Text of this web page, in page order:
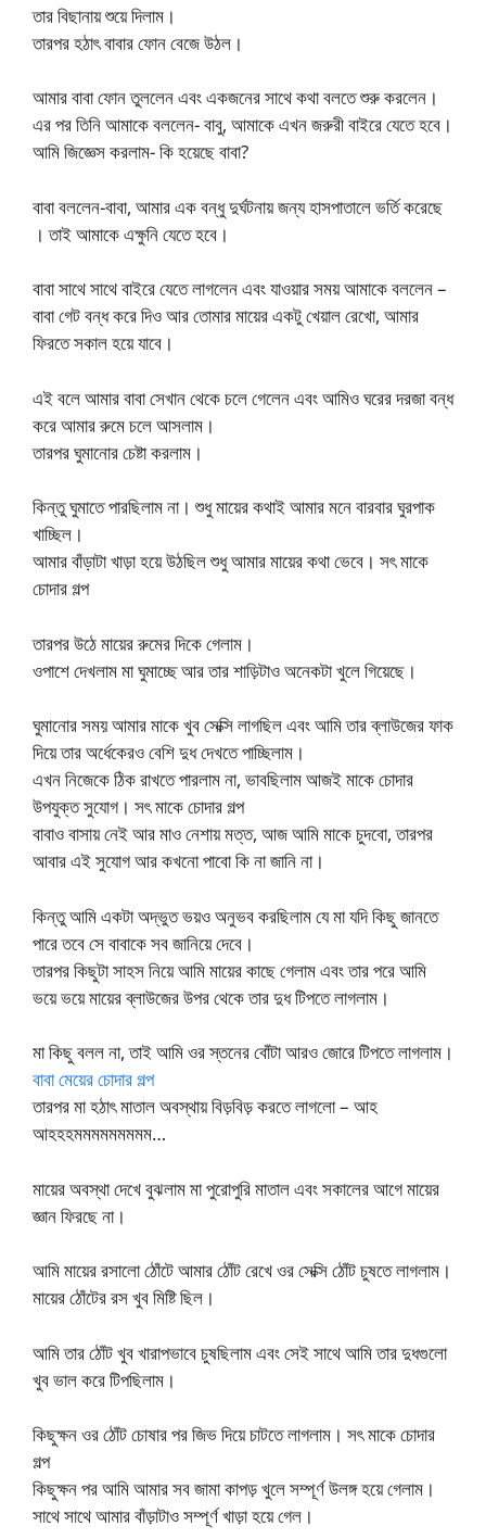
তার বিছানায় শুয়ে দিলাম।
তারপর হঠাৎ বাবার ফোন বেজে উঠল।
আমার বাবা ফোন তুললেন এবং একজনের সাথে কথা বলতে শুরু করলেন।
এর পর তিনি আমাকে বললেন- বাবু, আমাকে এখন জরুরী বাইরে যেতে হবে।
আমি জিজ্ঞেস করলাম- কি হয়েছে বাবা?
বাবা বললেন-বাবা, আমার এক বন্ধু দুর্ঘটনায় জন্য হাসপাতালে ভর্তি করেছে
। তাই আমাকে এক্ষুনি যেতে হবে।
বাবা সাথে সাথে বাইরে যেতে লাগলেন এবং যাওয়ার সময় আমাকে বললেন –
বাবা গেট বন্ধ করে দিও আর তোমার মায়ের একটু খেয়াল রেখো, আমার
ফিরতে সকাল হয়ে যাবে।
এই বলে আমার বাবা সেখান থেকে চলে গেলেন এবং আমিও ঘরের দরজা বন্ধ
করে আমার রুমে চলে আসলাম।
তারপর ঘুমানোর চেষ্টা করলাম।
কিন্তু ঘুমাতে পারছিলাম না। শুধু মায়ের কথাই আমার মনে বারবার ঘুরপাক
খাচ্ছিল।
আমার বাঁড়াটা খাড়া হয়ে উঠছিল শুধু আমার মায়ের কথা ভেবে। সৎ মাকে
চোদার গল্প
তারপর উঠে মায়ের রুমের দিকে গেলাম।
ওপাশে দেখলাম মা ঘুমাচ্ছে আর তার শাড়িটাও অনেকটা খুলে গিয়েছে।
ঘুমানোর সময় আমার মাকে খুব সেক্সি লাগছিল এবং আমি তার ব্লাউজের ফাক
দিয়ে তার অর্ধেকেরও বেশি দুধ দেখতে পাচ্ছিলাম।
এখন নিজেকে ঠিক রাখতে পারলাম না, ভাবছিলাম আজই মাকে চোদার
উপযুক্ত সুযোগ। সৎ মাকে চোদার গল্প
বাবাও বাসায় নেই আর মাও নেশায় মত্ত, আজ আমি মাকে চুদবো, তারপর
আবার এই সুযোগ আর কখনো পাবো কি না জানি না।
কিন্তু আমি একটা অদ্ভুত ভয়ও অনুভব করছিলাম যে মা যদি কিছু জানতে
পারে তবে সে বাবাকে সব জানিয়ে দেবে।
তারপর কিছুটা সাহস নিয়ে আমি মায়ের কাছে গেলাম এবং তার পরে আমি
ভয়ে ভয়ে মায়ের ব্লাউজের উপর থেকে তার দুধ টিপতে লাগলাম।
মা কিছু বলল না, তাই আমি ওর স্তনের বোঁটা আরও জোরে টিপতে লাগলাম।
বাবা মেয়ের চোদার গল্প
তারপর মা হঠাৎ মাতাল অবস্থায় বিড়বিড় করতে লাগলো – আহ
আহহহমমমমমমমমম…
মায়ের অবস্থা দেখে বুঝলাম মা পুরোপুরি মাতাল এবং সকালের আগে মায়ের
জ্ঞান ফিরছে না।
আমি মায়ের রসালো ঠোঁটে আমার ঠোঁট রেখে ওর সেক্সি ঠোঁট চুষতে লাগলাম।
মায়ের ঠোঁটের রস খুব মিষ্টি ছিল।
আমি তার ঠোঁট খুব খারাপভাবে চুষছিলাম এবং সেই সাথে আমি তার দুধগুলো
খুব ভাল করে টিপছিলাম।
কিছুক্ষন ওর ঠোঁট চোষার পর জিভ দিয়ে চাটতে লাগলাম। সৎ মাকে চোদার
গল্প
কিছুক্ষন পর আমি আমার সব জামা কাপড় খুলে সম্পূর্ণ উলঙ্গ হয়ে গেলাম।
সাথে সাথে আমার বাঁড়াটাও সম্পূর্ণ খাড়া হয়ে গেল।